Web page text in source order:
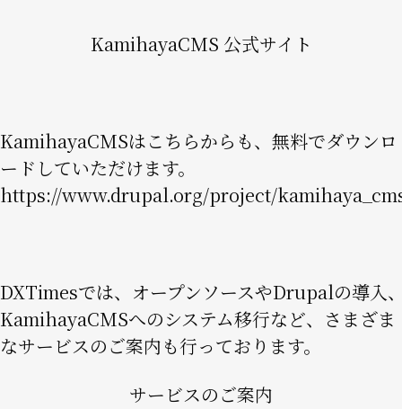
KamihayaCMS 公式サイト
KamihayaCMSはこちらからも、無料でダウンロ
ードしていただけます。
https://www.drupal.org/project/
DXTimesでは、オープンソースやDrupalの導入
KamihayaCMSへのシステム移行など、さまざま
なサービスのご案内も行っております。
サービスのご案内